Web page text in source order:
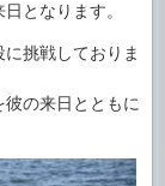
となります。
挑戦しておりま
の来日とともに